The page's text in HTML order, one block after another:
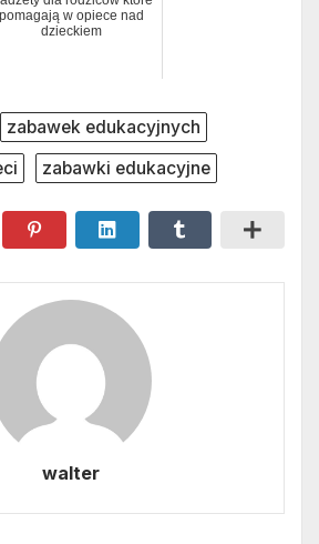
pomagają w opiece nad
dzieckiem
zabawek edukacyjnych
zabawki edukacyjne
walter